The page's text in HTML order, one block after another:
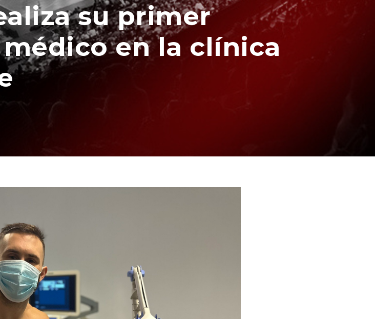
su primer
en la clínica